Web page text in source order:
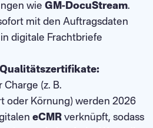
wie GM-DocuStream.
mit den Auftragsdaten
digitale Frachtbriefe
(z. B.
oder Körnung) werden 2026
eCMR verknüpft, sodass